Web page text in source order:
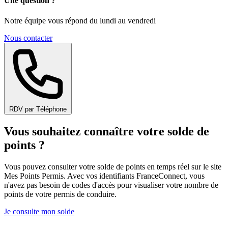
Notre équipe vous répond du lundi au vendredi
Nous contacter
RDV par Téléphone
Vous souhaitez connaître votre solde de
points ?
Vous pouvez consulter votre solde de points en temps réel sur le site
Mes Points Permis. Avec vos identifiants FranceConnect, vous
n'avez pas besoin de codes d'accès pour visualiser votre nombre de
points de votre permis de conduire.
Je consulte mon solde